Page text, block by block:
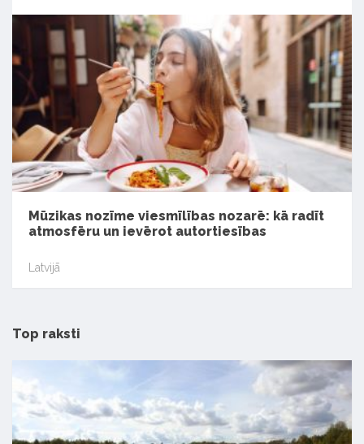
Mūzikas nozīme viesmīlības nozarē: kā radīt
atmosfēru un ievērot autortiesības
Latvijā
Top raksti